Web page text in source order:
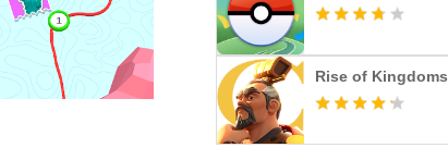
Rise of Kingdoms